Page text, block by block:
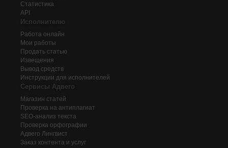
Статистика
API
Исполнителю
Работа онлайн
Мои работы
Продать статью
Извещения
Вывод средств
Инструкции для исполнителей
Сервисы Адвего
Магазин статей
Проверка на антиплагиат
SEO-анализ текста
Проверка орфографии
Адвего Лингвист
Заказ контента и услуг